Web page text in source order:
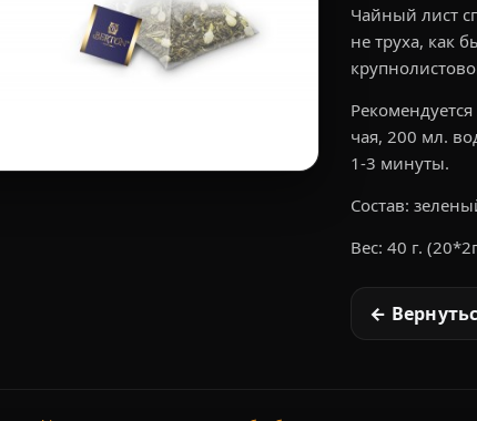
Чайный лист
не труха, как
чая, 200 мл.
1-3 минуты.
Состав:
Вес: 40 г.
←